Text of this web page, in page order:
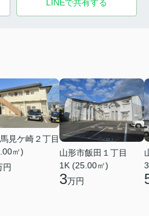
LINEで共有する
見ケ崎２丁目
㎡)
円
山形市飯田１丁目
1K (25.00㎡)
3万円